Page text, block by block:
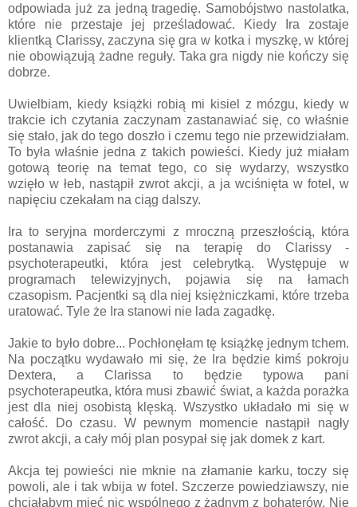
odpowiada już za jedną tragedię. Samobójstwo nastolatka,
które nie przestaje jej prześladować. Kiedy Ira zostaje
klientką Clarissy, zaczyna się gra w kotka i myszkę, w której
nie obowiązują żadne reguły. Taka gra nigdy nie kończy się
dobrze.
Uwielbiam, kiedy książki robią mi kisiel z mózgu, kiedy w
trakcie ich czytania zaczynam zastanawiać się, co właśnie
się stało, jak do tego doszło i czemu tego nie przewidziałam.
To była właśnie jedna z takich powieści. Kiedy już miałam
gotową teorię na temat tego, co się wydarzy, wszystko
wzięło w łeb, nastąpił zwrot akcji, a ja wciśnięta w fotel, w
napięciu czekałam na ciąg dalszy.
Ira to seryjna morderczymi z mroczną przeszłością, która
postanawia zapisać się na terapię do Clarissy -
psychoterapeutki, która jest celebrytką. Występuje w
programach telewizyjnych, pojawia się na łamach
czasopism. Pacjentki są dla niej księżniczkami, które trzeba
uratować. Tyle że Ira stanowi nie lada zagadkę.
Jakie to było dobre... Pochłonęłam tę książkę jednym tchem.
Na początku wydawało mi się, że Ira będzie kimś pokroju
Dextera, a Clarissa to będzie typowa pani
psychoterapeutka, która musi zbawić świat, a każda porażka
jest dla niej osobistą klęską. Wszystko układało mi się w
całość. Do czasu. W pewnym momencie nastąpił nagły
zwrot akcji, a cały mój plan posypał się jak domek z kart.
Akcja tej powieści nie mknie na złamanie karku, toczy się
powoli, ale i tak wbija w fotel. Szczerze powiedziawszy, nie
chciałabym mieć nic wspólnego z żadnym z bohaterów. Nie